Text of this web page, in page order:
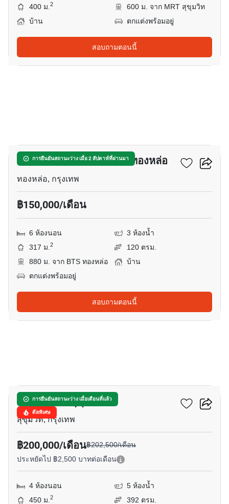
400 ม.2
600 ม. จาก MRT สุขุมวิท
บ้าน
ตกแต่งพร้อมอยู่
สอบถามตอนนี้
การยืนยันสถานะว่าง เมื่อ 2 สัปดาห์ที่ผ่านมา
บ้าน 6-ห้องนอน ใกล้ BTS ทองหล่อ
ทองหล่อ, กรุงเทพ
฿150,000/เดือน
6 ห้องนอน
3 ห้องน้ำ
317 ม.2
120 ตรม.
880 ม. จาก BTS ทองหล่อ
บ้าน
ตกแต่งพร้อมอยู่
สอบถามตอนนี้
การยืนยันสถานะว่าง เมื่อเดือนที่แล้ว
ดีลพิเศษ
บ้านแสนสิริ สุขุมวิท 67
สุขุมวิท, กรุงเทพ
฿200,000/เดือน฿202,500/เดือน
ประหยัดไป ฿2,500 บาทต่อเดือน
4 ห้องนอน
5 ห้องน้ำ
450 ม.2
392 ตรม.